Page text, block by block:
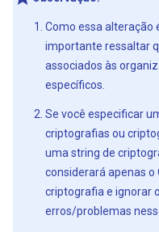
Como essa alteração
importante ressaltar
associados às
específicos.
Se você especificar
criptografias ou
uma string de
considerará apenas o
criptografia e ignorar
erros/problemas